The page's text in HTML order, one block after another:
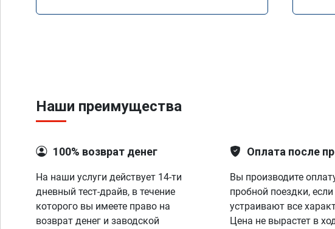
Наши преимущества
100% возврат денег
На наши услуги действует 14-ти
дневный тест-драйв, в течение
которого вы имеете право на
возврат денег и заводской
Оплата после
Вы производите
пробной поездки,
устраивают все
Цена не вырастет в